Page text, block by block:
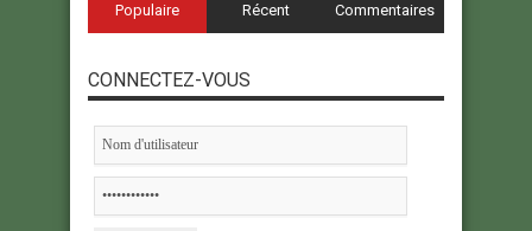
Populaire Récent Commentaires
CONNECTEZ-VOUS